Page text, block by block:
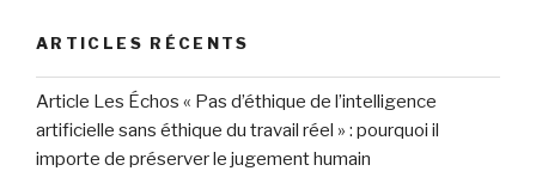
ARTICLES RÉCENTS
Article Les Échos « Pas d’éthique de l’intelligence
artificielle sans éthique du travail réel » : pourquoi il
importe de préserver le jugement humain